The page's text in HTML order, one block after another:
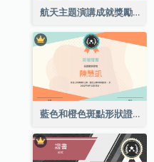
航天主題演講成就獎勵證書
藍色和橙色斑點形狀證書